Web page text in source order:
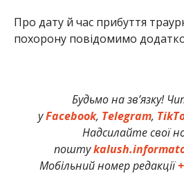
Про дату й час прибуття
похорону повідомимо
Будьмо на зв’язку!
уFacebook, Telegram,
Надсилайте свої
пошту
Мобільний номер редакції